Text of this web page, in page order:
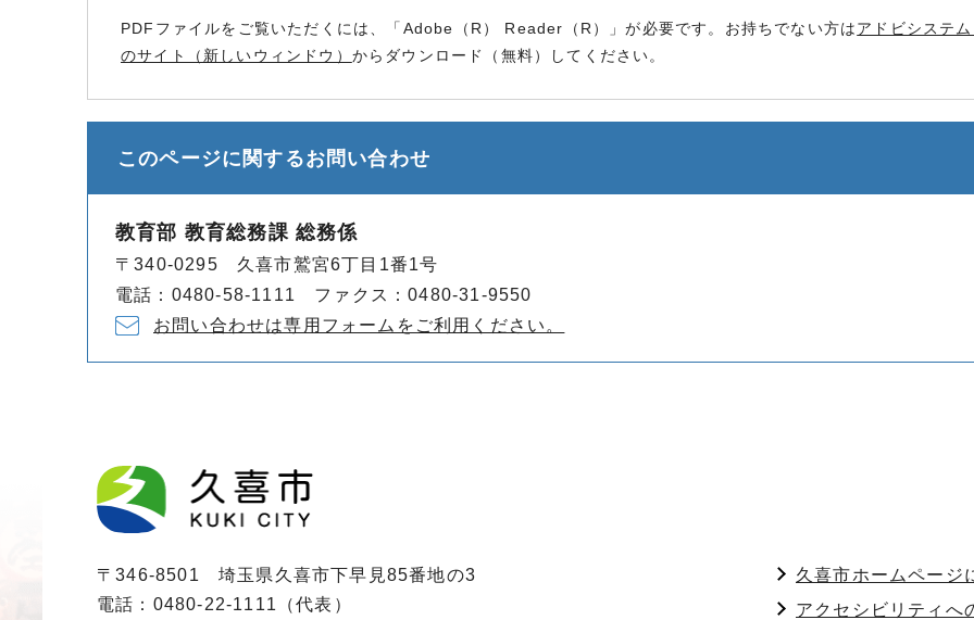
PDFファイルをご覧いただくには、「Adobe（R） Reader（R）」が必要です。お持ちでない方はアドビシステ
のサイト（新しいウィンドウ） からダウンロード（無料）してください。
このページに関するお問い合わせ
教育部 教育総務課 総務係
〒340-0295 久喜市鷲宮6丁目1番1号
電話：0480-58-1111 ファクス：0480-31-9550
お問い合わせは専用フォームをご利用ください。
〒346-8501 埼玉県久喜市下早見85番地の3
電話：0480-22-1111（代表）
久喜市ホームページ
アクセシビリティへ